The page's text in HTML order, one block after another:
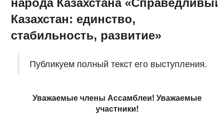
Казахстан: единство,
стабильность, развитие»
Публикуем полный текст его выступления.
Уважаемые члены Ассамблеи! Уважаемые
участники!